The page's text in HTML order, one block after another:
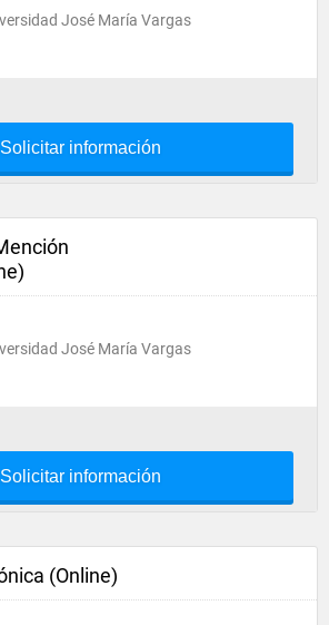
José María Vargas
Solicitar información
José María Vargas
Solicitar información
(Online)